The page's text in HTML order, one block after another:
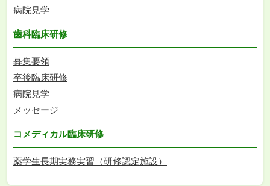
病院見学
歯科臨床研修
募集要領
卒後臨床研修
病院見学
メッセージ
コメディカル臨床研修
薬学生長期実務実習（研修認定施設）